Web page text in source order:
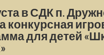
в СДК п.
конкурсная
для детей